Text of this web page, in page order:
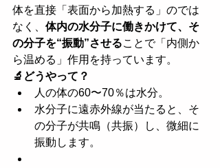
体を直接「表面から加熱する」のでは
なく、 体内の水分子に働きかけて、そ
の分子を“振動”させることで「内側か
ら温める」作用を持っています。
🔬どうやって？
人の体の60〜70％は水分。
水分子に遠赤外線が当たると、そ
の分子が共鳴（共振）し、微細に
振動します。